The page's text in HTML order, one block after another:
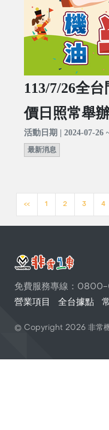
113/7/26全
價日照常舉
活動日期 | 2024-07-26
最新消息
<< 1 2 3 4
免費服務專線：
營業項目
全台據點
© Copyright 2026 非常